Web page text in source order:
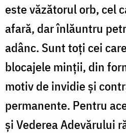
este văzătorul orb, cel
afară, dar înlăuntru
adânc. Sunt toți cei
blocajele minții, din
motiv de invidie și
permanente. Pentru
și Vederea Adevărului